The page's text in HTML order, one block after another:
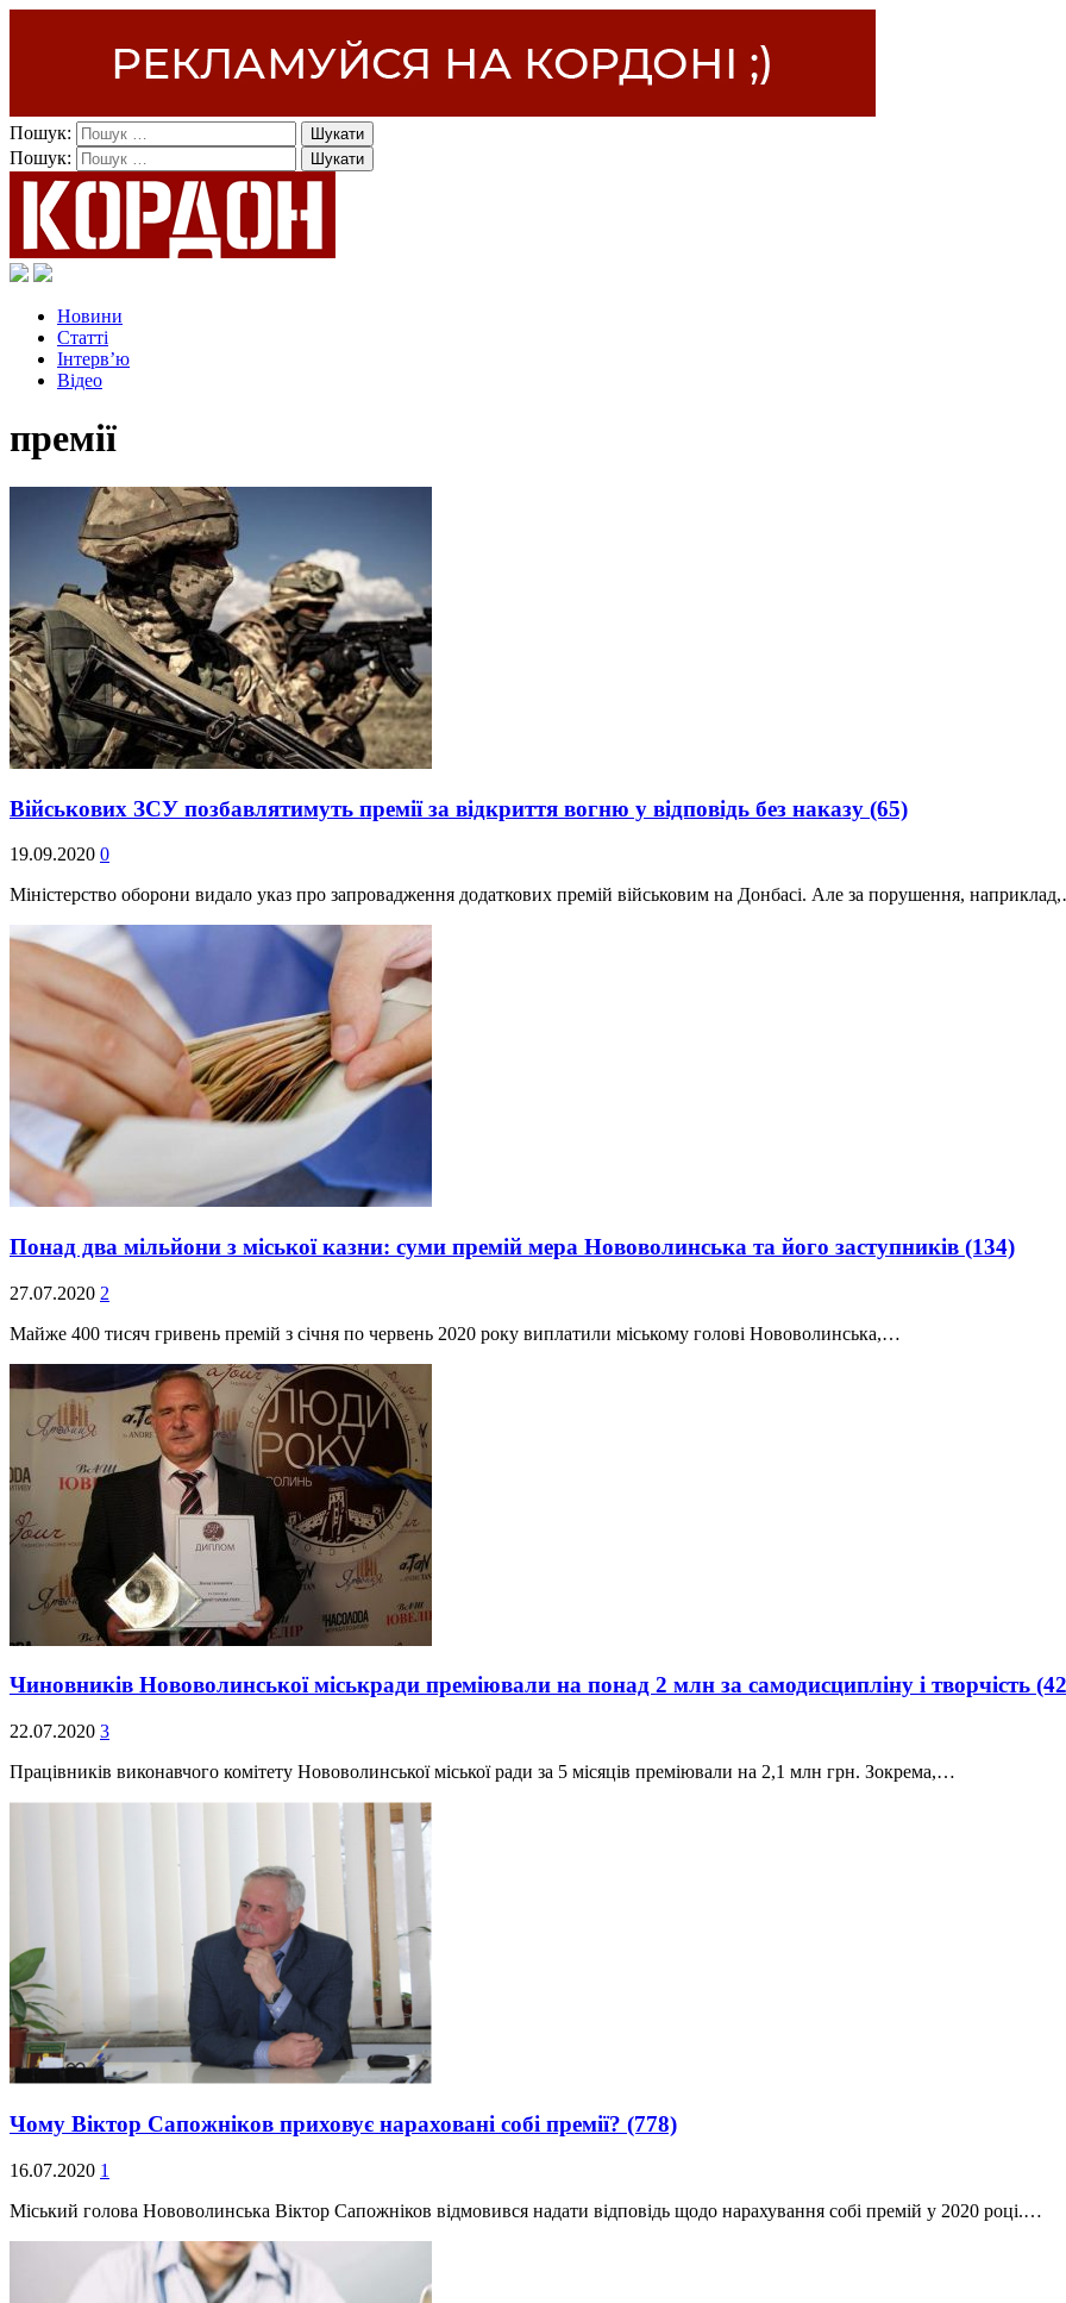
Пошук:
Пошук:
Новини
Статті
Інтерв’ю
Відео
премії
Військових ЗСУ позбавлятимуть премії за відкриття вогню у відповідь без наказу (65)
19.09.2020 0
Міністерство оборони видало указ про запровадження додаткових премій військовим на Донбасі. Але за порушення,
Понад два мільйони з міської казни: суми премій мера Нововолинська та його заступників (134)
27.07.2020 2
Майже 400 тисяч гривень премій з січня по червень 2020 року виплатили міському голові Нововолинська,…
Чиновників Нововолинської міськради преміювали на понад 2 млн за самодисципліну і творчість
22.07.2020 3
Працівників виконавчого комітету Нововолинської міської ради за 5 місяців преміювали на 2,1 млн грн. Зокрема,…
Чому Віктор Сапожніков приховує нараховані собі премії? (778)
16.07.2020 1
Міський голова Нововолинська Віктор Сапожніков відмовився надати відповідь щодо нарахування собі премій у 2020 році.…